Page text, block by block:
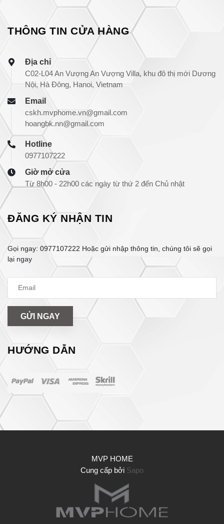
THÔNG TIN CỬA HÀNG
Địa chỉ
C02-L04 An Vượng An Vượng Villa, khu đô thị mới Dương
Nội, Hà Đông, Hanoi, Vietnam
Email
cskh.mvphome.vn@gmail.com
hoangbk.nn@gmail.com
Hotline
0977107222
Giờ mở cửa
Từ 8h00 - 22h00 các ngày từ thứ 2 đến Chủ nhật
ĐĂNG KÝ NHẬN TIN
Gọi ngay: 0977107222 Hoặc gửi nhập thông tin, chúng tôi sẽ gọi
lại ngay
GỬI NGAY
HƯỚNG DẪN
MVP HOME
Cung cấp bởi Sapo